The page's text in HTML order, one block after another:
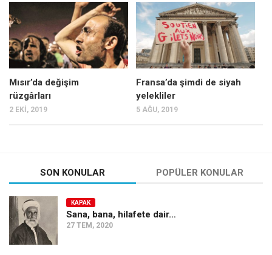
Mehmet Ali Tekin
Abir E. Nahas
Amina S. Jenenkovic
Bağdagül Öz
Esra Elönü
Kategoriler
Kültür Sanat
Kitap
Karisi kitap sualleri
Mısır’da değişim
rüzgârları
2 EKI, 2019
Fransa’da şimdi de siyah
yelekliler
5 AĞU, 2019
SON KONULAR POPÜLER KONULAR
KAPAK
Sana, bana, hilafete dair…
27 TEM, 2020